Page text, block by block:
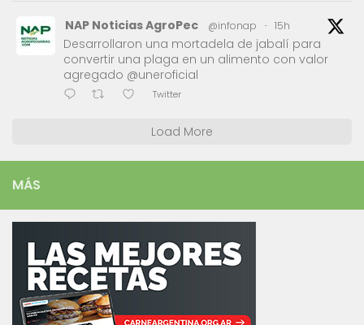
NAP Noticias AgroPec @infonap · 15h
Desarrollaron una mortadela de jabalí para
convertir una plaga en un alimento con valor
agregado @uneroficial
Twitter
Load More
MÁS